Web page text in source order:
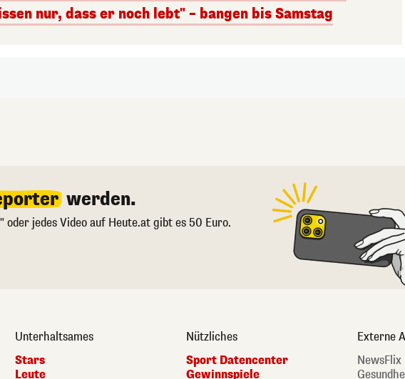
nur, dass er noch lebt" – bangen bis Samstag
werden.
oder jedes Video auf Heute.at gibt es 50 Euro.
Unterhaltsames
Stars
Leute
Nützliches
Sport Datencenter
Gewinnspiele
Externe
NewsFlix